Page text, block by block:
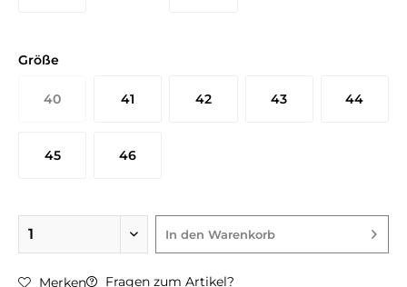
Größe
40 41 42 43 44
45 46
In den Warenkorb
Merken Fragen zum Artikel?